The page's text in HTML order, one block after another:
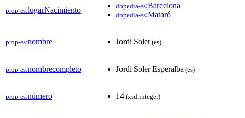
prop-es:lugarNacimiento dbpedia-es:Barcelona
dbpedia-es:Mataró
prop-es:nombre Jordi Soler(es)
prop-es:nombrecompleto Jordi Soler Esperalba (es)
prop-es:número 14 (xsd:integer)